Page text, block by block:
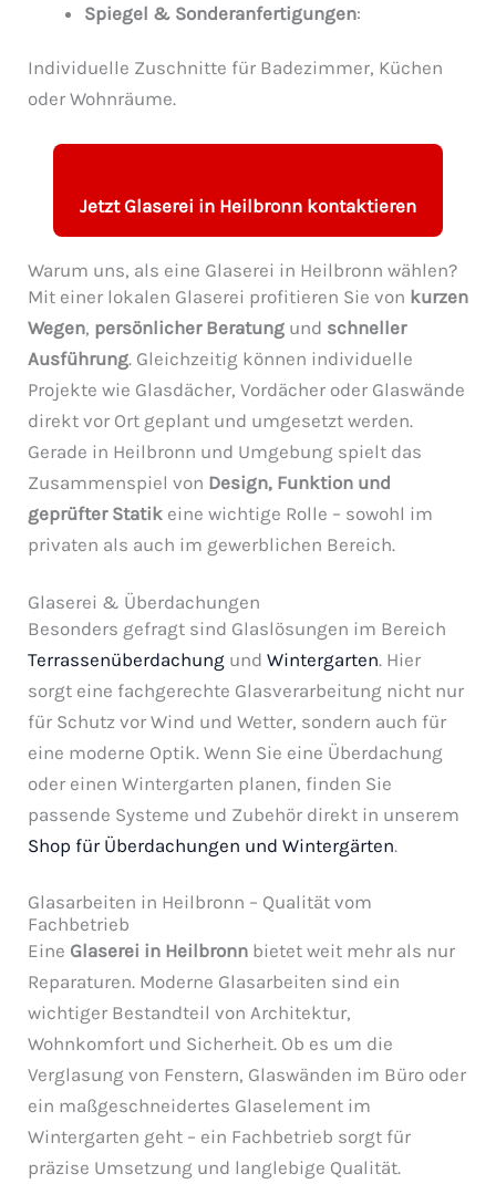
Spiegel & Sonderanfertigungen:
Individuelle Zuschnitte für Badezimmer, Küchen
oder Wohnräume.
Jetzt Glaserei in Heilbronn kontaktieren
Warum uns, als eine Glaserei in Heilbronn wählen?
Mit einer lokalen Glaserei profitieren Sie von kurzen
Wegen, persönlicher Beratung und schneller
Ausführung. Gleichzeitig können individuelle
Projekte wie Glasdächer, Vordächer oder Glaswände
direkt vor Ort geplant und umgesetzt werden.
Gerade in Heilbronn und Umgebung spielt das
Zusammenspiel von Design, Funktion und
geprüfter Statik eine wichtige Rolle – sowohl im
privaten als auch im gewerblichen Bereich.
Glaserei & Überdachungen
Besonders gefragt sind Glaslösungen im Bereich
Terrassenüberdachung und Wintergarten. Hier
sorgt eine fachgerechte Glasverarbeitung nicht nur
für Schutz vor Wind und Wetter, sondern auch für
eine moderne Optik. Wenn Sie eine Überdachung
oder einen Wintergarten planen, finden Sie
passende Systeme und Zubehör direkt in unserem
Shop für Überdachungen und Wintergärten.
Glasarbeiten in Heilbronn – Qualität vom
Fachbetrieb
Eine Glaserei in Heilbronn bietet weit mehr als nur
Reparaturen. Moderne Glasarbeiten sind ein
wichtiger Bestandteil von Architektur,
Wohnkomfort und Sicherheit. Ob es um die
Verglasung von Fenstern, Glaswänden im Büro oder
ein maßgeschneidertes Glaselement im
Wintergarten geht – ein Fachbetrieb sorgt für
präzise Umsetzung und langlebige Qualität.